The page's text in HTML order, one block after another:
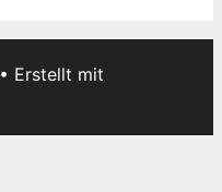
• Erstellt mit